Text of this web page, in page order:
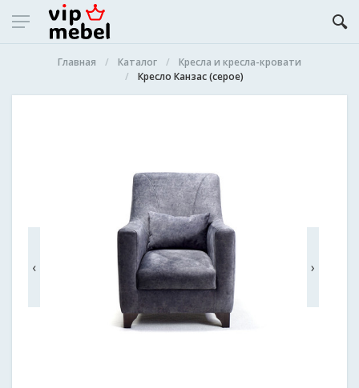
Главная Каталог
Кресла и кресла-кровати
Кресло Канзас (серое)
‹ ›